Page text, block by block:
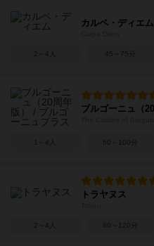
カルペ・ディエム
2～4人 45～75分
ブルゴーニュ（
1～4人 60～100分
トラヤヌス
2～4人 60～120分